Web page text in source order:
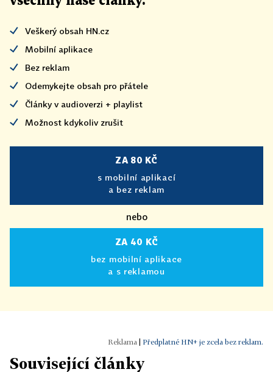
Veškerý obsah HN.cz
Mobilní aplikace
Bez reklam
Odemykejte obsah pro přátele
Články v audioverzi + playlist
Možnost kdykoliv zrušit
ZA 80 KČ
s mobilní aplikací
a bez reklam
nebo
ZA 40 KČ
bez mobilní aplikace
a s reklamou
Předplatné HN+ je zcela bez reklam.
Související články